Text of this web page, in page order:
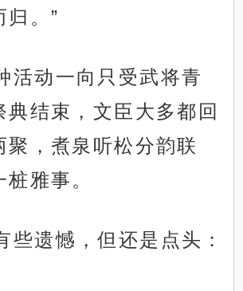
归。”
活动一向只受武将青
典结束，文臣大多都回
聚，煮泉听松分韵联
雅事。
些遗憾，但还是点头：